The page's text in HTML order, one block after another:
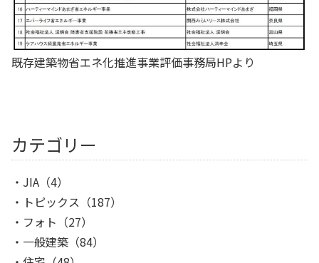
既存建築物省エネ化推進事業評価事務局HPより
カテゴリー
JIA （4）
トピックス （187）
フォト （27）
一般建築 （84）